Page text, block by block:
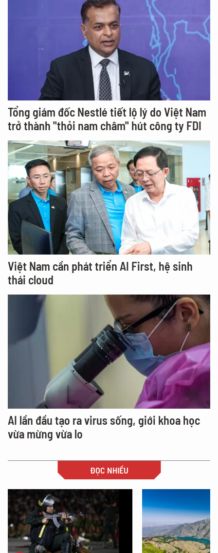
Tổng giám đốc Nestlé tiết lộ lý do Việt Nam
trở thành "thỏi nam châm" hút công ty FDI
Việt Nam cần phát triển AI First, hệ sinh
thái cloud
AI lần đầu tạo ra virus sống, giới khoa học
vừa mừng vừa lo
ĐỌC NHIỀU